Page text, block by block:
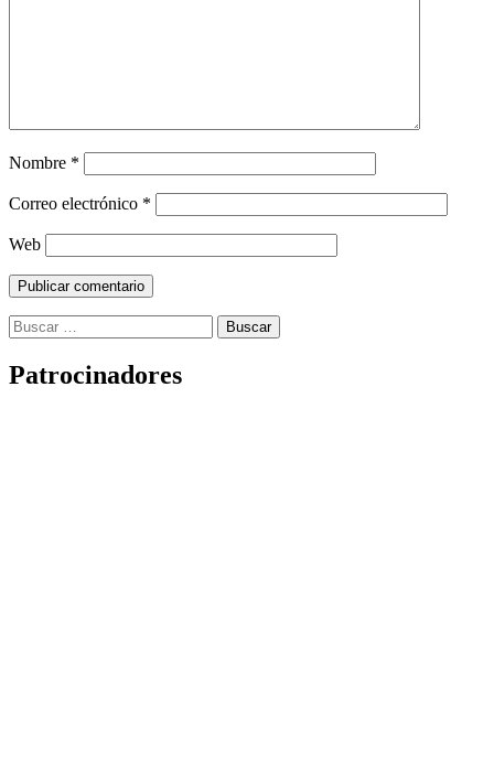
Nombre *
Correo electrónico *
Web
Buscar:
Patrocinadores